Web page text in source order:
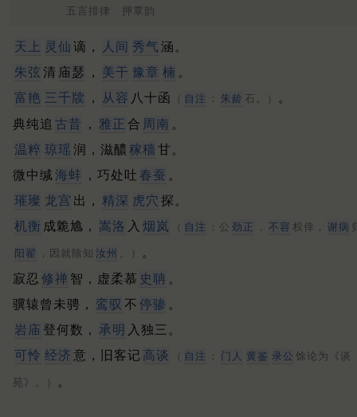
五言排律 押覃韵
天上 灵仙 谪， 人间 秀气 涵。
朱弦 清 庙瑟 ， 美干 豫章 楠 。
富艳 三千牍 ， 从容 八十函 （ 自注 ： 朱龄 石。）
。
典纯追 古昔 ， 雅正 合 周南 。
温粹 琼瑶 润，滋醲 稼穑 甘。
微中缄 海蚌 ，巧处吐 春蚕 。
璀璨 龙宫 出， 精深 虎穴 探。
机衡 成臲尯， 嵩洛 入 烟岚 （ 自注 ：公 劲正 ， 不容 权倖， 谢病
阳翟 ，因就除知 汝州 。）
。
寂忍 修禅 智，虚柔慕 史聃 。
骥辕曾未骋，
鸾驭 不 停骖 。
岩庙 登何数， 承明 入独三。
可怜 经济 意，旧客记 高谈 （ 自注 ： 门人 黄鉴 录公 馀论为《谈
苑》。） 。